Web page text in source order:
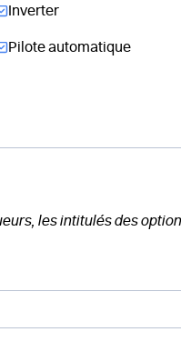
Inverter
Pilote automatique
les intitulés des